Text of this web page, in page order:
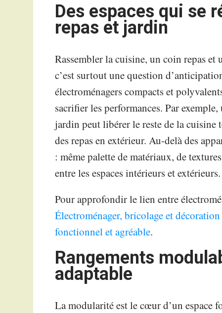
Des espaces qui se
repas et jardin
Rassembler la cuisine, un coin repas
c’est surtout une question
électroménagers compacts et
sacrifier les performances. Par
jardin peut libérer le reste de la
des repas en extérieur. Au-delà des
: même palette de matériaux, de
entre les espaces intérieurs et extérieurs.
Pour approfondir le lien entre
Électroménager, bricolage et
fonctionnel et agréable.
Rangements
adaptable
La modularité est le cœur d’un espace